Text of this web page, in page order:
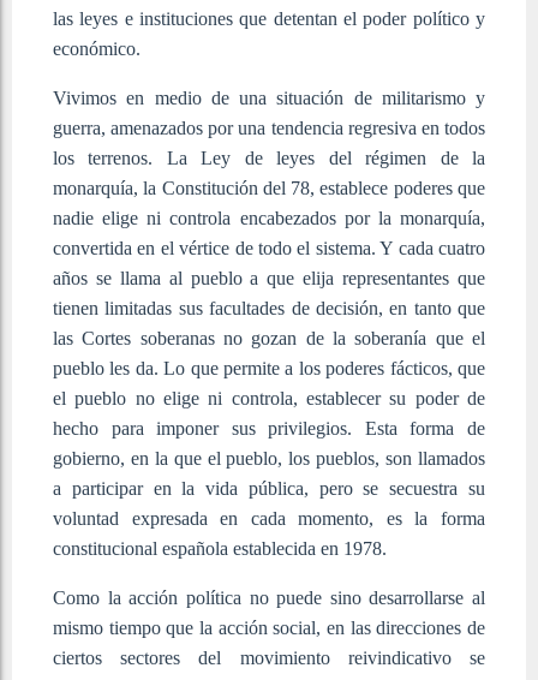
las leyes e instituciones que detentan el poder político y
económico.
Vivimos en medio de una situación de militarismo y
guerra, amenazados por una tendencia regresiva en todos
los terrenos. La Ley de leyes del régimen de la
monarquía, la Constitución del 78, establece poderes que
nadie elige ni controla encabezados por la monarquía,
convertida en el vértice de todo el sistema. Y cada cuatro
años se llama al pueblo a que elija representantes que
tienen limitadas sus facultades de decisión, en tanto que
las Cortes soberanas no gozan de la soberanía que el
pueblo les da. Lo que permite a los poderes fácticos, que
el pueblo no elige ni controla, establecer su poder de
hecho para imponer sus privilegios. Esta forma de
gobierno, en la que el pueblo, los pueblos, son llamados
a participar en la vida pública, pero se secuestra su
voluntad expresada en cada momento, es la forma
constitucional española establecida en 1978.
Como la acción política no puede sino desarrollarse al
mismo tiempo que la acción social, en las direcciones de
ciertos sectores del movimiento reivindicativo se